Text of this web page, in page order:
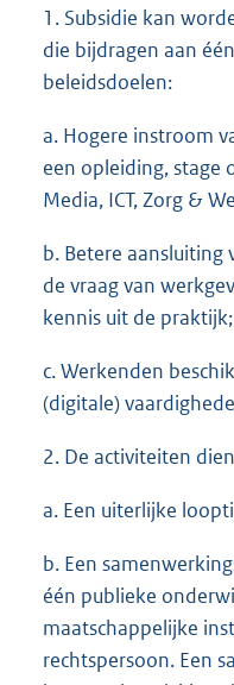
1. Subsidie kan
die bijdragen aan
beleidsdoelen:
a. Hogere instroom
een opleiding, stage
Media, ICT, Zorg &
b. Betere
de vraag van
kennis uit de praktijk;
c. Werkenden
(digitale)
2. De activiteiten
a. Een uiterlijke
b. Een
één publieke
maatschappelijke
rechtspersoon. Een